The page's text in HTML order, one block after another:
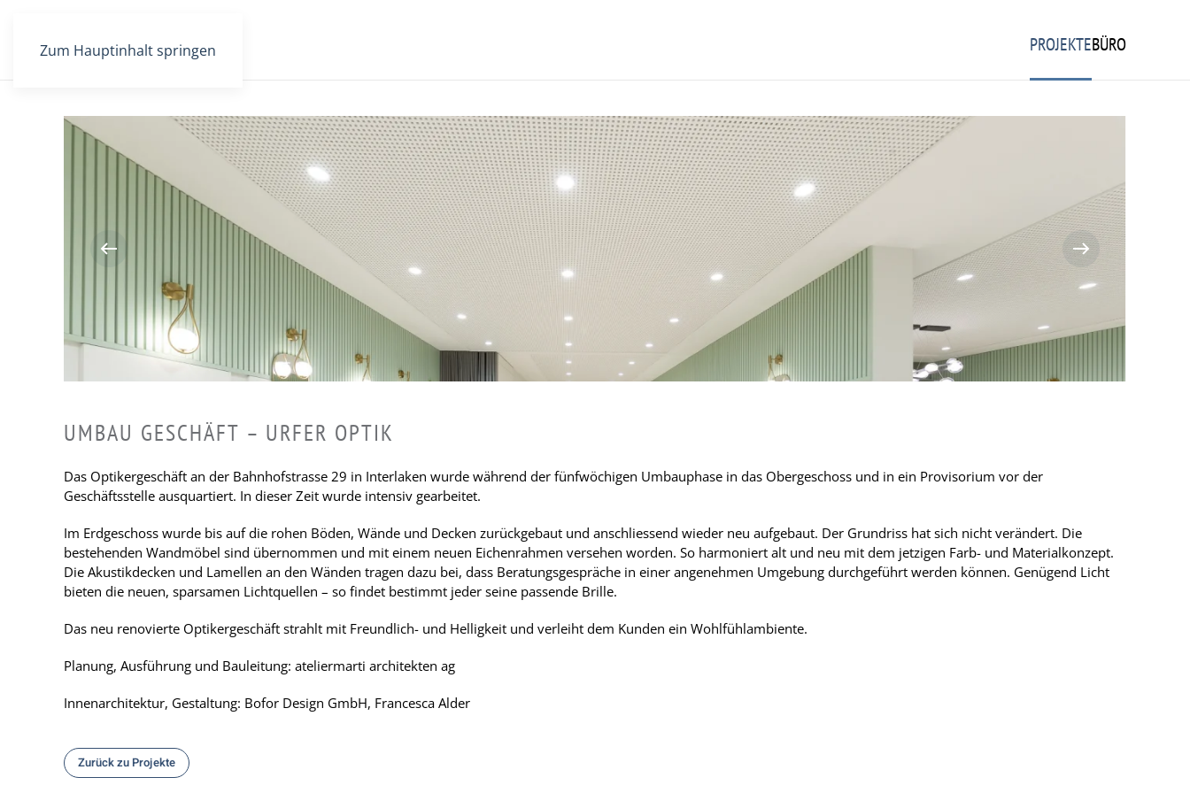
Zum Hauptinhalt springen PROJEKTEBÜRO
UMBAU GESCHÄFT – URFER OPTIK
Das Optikergeschäft an der Bahnhofstrasse 29 in Interlaken wurde während der fünfwöchigen Umbauphase in das Obergeschoss und in ein Provisorium vor der
Geschäftsstelle ausquartiert. In dieser Zeit wurde intensiv gearbeitet.
Im Erdgeschoss wurde bis auf die rohen Böden, Wände und Decken zurückgebaut und anschliessend wieder neu aufgebaut. Der Grundriss hat sich nicht verändert. Die
bestehenden Wandmöbel sind übernommen und mit einem neuen Eichenrahmen versehen worden. So harmoniert alt und neu mit dem jetzigen Farb- und Materialkonzept.
Die Akustikdecken und Lamellen an den Wänden tragen dazu bei, dass Beratungsgespräche in einer angenehmen Umgebung durchgeführt werden können. Genügend Licht
bieten die neuen, sparsamen Lichtquellen – so findet bestimmt jeder seine passende Brille.
Das neu renovierte Optikergeschäft strahlt mit Freundlich- und Helligkeit und verleiht dem Kunden ein Wohlfühlambiente.
Planung, Ausführung und Bauleitung: ateliermarti architekten ag
Innenarchitektur, Gestaltung: Bofor Design GmbH, Francesca Alder
Zurück zu Projekte